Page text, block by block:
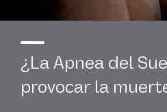
¿La Apnea del
provocar la